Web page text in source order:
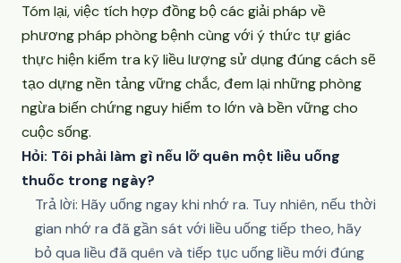
Tóm lại, việc tích hợp đồng bộ các giải pháp về
phương pháp phòng bệnh cùng với ý thức tự giác
thực hiện kiểm tra kỹ liều lượng sử dụng đúng cách sẽ
tạo dựng nền tảng vững chắc, đem lại những phòng
ngừa biến chứng nguy hiểm to lớn và bền vững cho
cuộc sống.
Hỏi: Tôi phải làm gì nếu lỡ quên một liều uống
thuốc trong ngày?
Trả lời: Hãy uống ngay khi nhớ ra. Tuy nhiên, nếu thời
gian nhớ ra đã gần sát với liều uống tiếp theo, hãy
bỏ qua liều đã quên và tiếp tục uống liều mới đúng